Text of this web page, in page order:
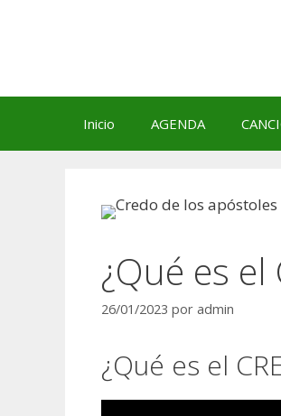
Inicio AGENDA
¿Qué es el
26/01/2023 por admin
¿Qué es el